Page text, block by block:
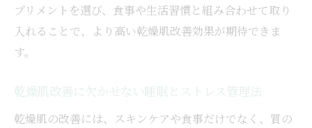
プリメントを選び、食事や生活習慣と組み合わせて取り
入れることで、より高い乾燥肌改善効果が期待できま
す。
乾燥肌改善に欠かせない睡眠とストレス管理法
乾燥肌の改善には、スキンケアや食事だけでなく、質の